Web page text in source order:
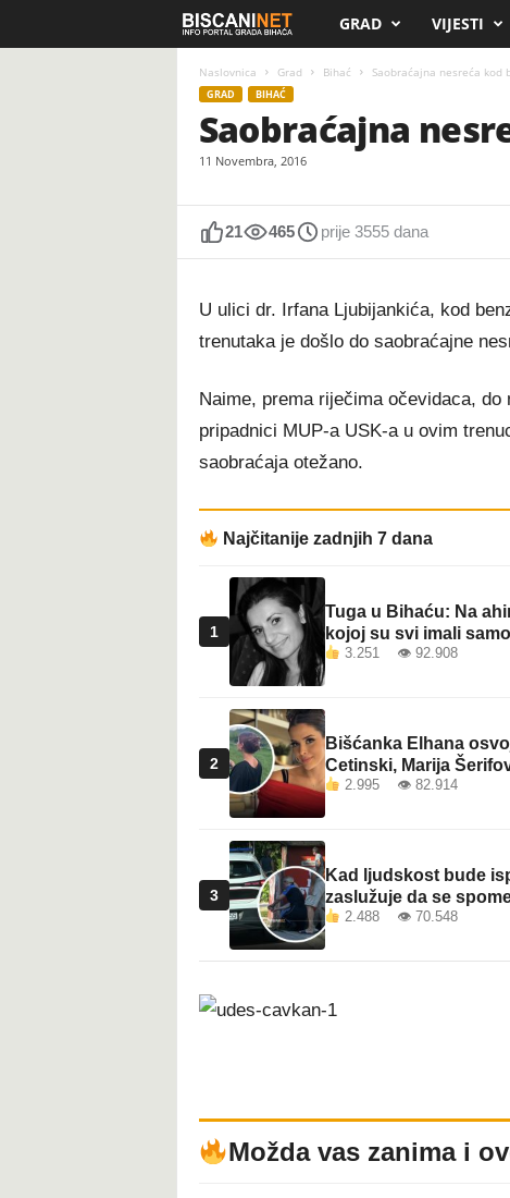
i
s
n
i
n
e
GRAD VIJESTI
Naslovnica Grad Bihać Saobraćajna nesreća kod
GRAD BIHAĆ
Saobraćajna
11 Novembra, 2016
21 465 prije 3555 dana
U ulici dr. Irfana Ljubijankića, kod
trenutaka je došlo do saobraćajne
Naime, prema riječima očevidaca,
pripadnici MUP-a USK-a u ovim
saobraćaja otežano.
Najčitanije zadnjih 7 dana
1
Tuga u Bihaću: Na
kojoj su svi imali
3.251 👁 92.908
2
Bišćanka Elhana
Cetinski, Marija
2.995 👁 82.914
3
Kad ljudskost bude
zaslužuje da se
2.488 👁 70.548
Možda vas zanima i